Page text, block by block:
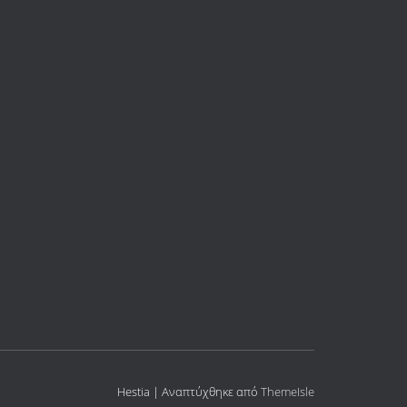
Hestia | Αναπτύχθηκε από ThemeIsle